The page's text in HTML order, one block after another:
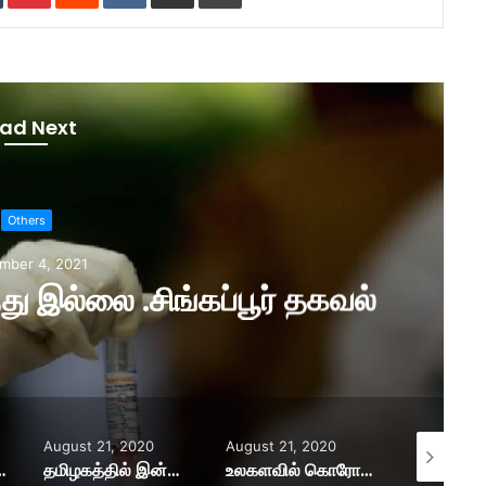
Next
Others
4, 2021
.ஓமிக்ரான் வைரஸ் ஆபத்து இல்லை .சிங்கப்பூர் தகவல்
நபருக்கு உறுதி .
August 21, 2020
தமிழகத்தில் இன்றைய கொரோனா பாதிப்பு மற்றும் குணமடைந்தோர் விவரம்-சுகாதாரத்துறை!
August 21, 2020
உலகளவில் கொரோனா நோயாளிகளின் எண்ணிக்கை 2.28 கோடி..! அமெரிக்காவில் அதிகரிக்கும் பலிகள்!